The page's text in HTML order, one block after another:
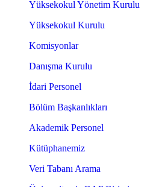
Yüksekokul Yönetim Kurulu
Yüksekokul Kurulu
Komisyonlar
Danışma Kurulu
İdari Personel
Bölüm Başkanlıkları
Akademik Personel
Kütüphanemiz
Veri Tabanı Arama